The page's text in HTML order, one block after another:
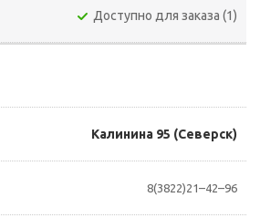
Доступно для заказа (1)
Калинина 95 (Северск)
8(3822)21–42–96